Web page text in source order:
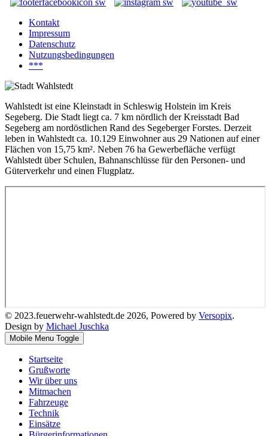
Kontakt
Impressum
Datenschutz
Nutzungsbedingungen
***
Wahlstedt ist eine Kleinstadt in Schleswig Holstein im Kreis
Segeberg. Die Stadt liegt ca. 7 km nördlich der Kreisstadt Bad
Segeberg am nordöstlichen Rand des Segeberger Forstes. Derzeit
leben in Wahlstedt ca. 10.129 Einwohner aus 29 Nationen auf einer
Flächen von 15,75 km². Neben 76 ha Gewerbefläche verfügt
Wahlstedt über Schulen, Bahnanschlüsse für den Personen- und
Güterverkehr und einen Flugplatz.
© 2023.feuerwehr-wahlstedt.de 2026, Powered by Versopix.
Design by Michael Juschka
Mobile Menu Toggle
Startseite
Grußworte
Wir über uns
Mitmachen
Fahrzeuge
Technik
Einsätze